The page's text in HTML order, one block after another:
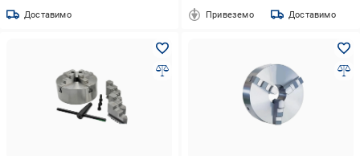
Доставимо Привеземо Доставимо